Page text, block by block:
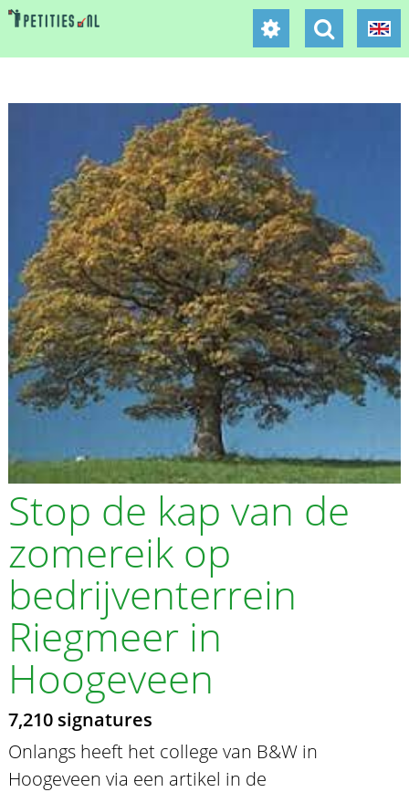
Stop de kap van de
zomereik op
bedrijventerrein
Riegmeer in
Hoogeveen
7,210 signatures
Onlangs heeft het college van B&W in
Hoogeveen via een artikel in de